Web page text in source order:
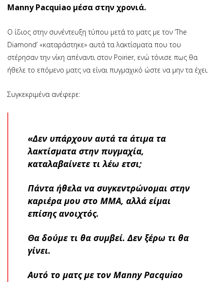
Manny Pacquiao μέσα στην χρονιά.
Ο ίδιος στην συνέντευξη τύπου μετά το ματς με τον ‘The
Diamond’ «καταράστηκε» αυτά τα λακτίσματα που του
στέρησαν την νίκη απέναντι στον Poirier, ενώ τόνισε πως θα
ήθελε το επόμενο ματς να είναι πυγμαχικό ώστε να μην τα έχει.
Συγκεκριμένα ανέφερε:
«Δεν υπάρχουν αυτά τα άτιμα τα
λακτίσματα στην πυγμαχία,
καταλαβαίνετε τι λέω ετσι;
Πάντα ήθελα να συγκεντρώνομαι στην
καριέρα μου στο ΜΜΑ, αλλά είμαι
επίσης ανοιχτός.
Θα δούμε τι θα συμβεί. Δεν ξέρω τι θα
γίνει.
Αυτό το ματς με τον Manny Pacquiao